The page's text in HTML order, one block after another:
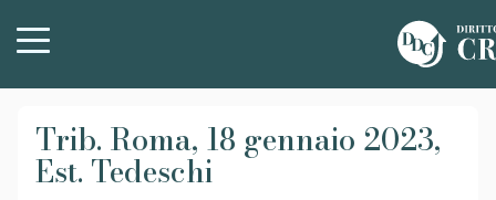
Trib. Roma, 18 gennaio 2023,
Est. Tedeschi